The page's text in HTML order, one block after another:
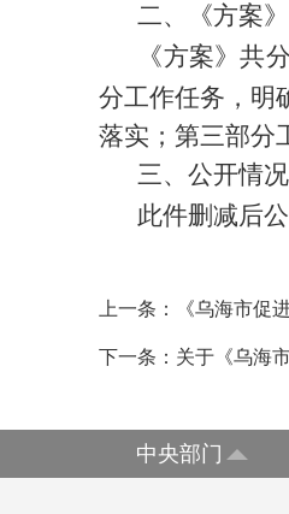
二、《方案
《方案》共
分工作任务，明
落实；第三部分
三、公开情况
此件删减后公
上一条： 《乌海市促
下一条： 关于《乌海
中央部门